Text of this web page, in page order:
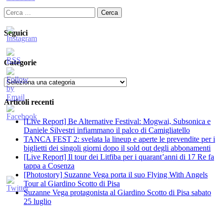
Ricerca
per:
Seguici
Categorie
Categorie
Articoli recenti
[Live Report] Be Alternative Festival: Mogwai, Subsonica e
Daniele Silvestri infiammano il palco di Camigliatello
TANCA FEST 2: svelata la lineup e aperte le prevendite per i
biglietti dei singoli giorni dopo il sold out degli abbonamenti
[Live Report] Il tour dei Litfiba per i quarant’anni di 17 Re fa
tappa a Cosenza
[Photostory] Suzanne Vega porta il suo Flying With Angels
Tour al Giardino Scotto di Pisa
Suzanne Vega protagonista al Giardino Scotto di Pisa sabato
25 luglio